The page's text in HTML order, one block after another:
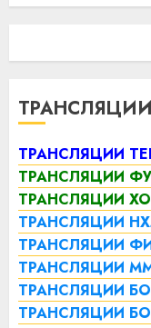
ТРАНСЛЯЦИИ
ТРАНСЛЯЦИИ
ТРАНСЛЯЦИИ
ТРАНСЛЯЦИИ
ТРАНСЛЯЦИИ
ТРАНСЛЯЦИИ
ТРАНСЛЯЦИИ
ТРАНСЛЯЦИИ